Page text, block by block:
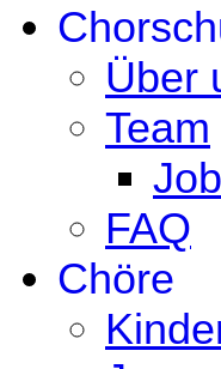
Über
Team
FAQ
Chöre